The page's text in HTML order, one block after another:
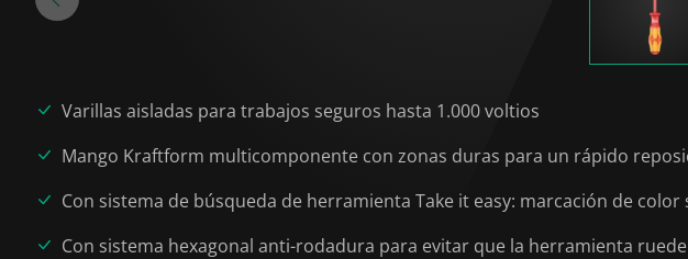
Varillas aisladas para trabajos seguros hasta 1.000 voltios
Mango Kraftform multicomponente con zonas duras para un rápido
Con sistema de búsqueda de herramienta Take it easy: marcación de
Con sistema hexagonal anti-rodadura para evitar que la herramienta ruede